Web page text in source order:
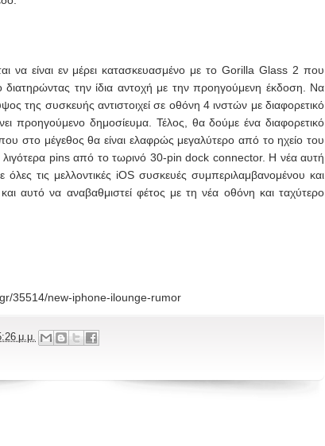
να είναι εν μέρει κατασκευασμένο με το Gorilla Glass 2 που
διατηρώντας την ίδια αντοχή με την προηγούμενη έκδοση. Να
της συσκευής αντιστοιχεί σε οθόνη 4 ινστών με διαφορετικό
προηγούμενο δημοσίευμα. Τέλος, θα δούμε ένα διαφορετικό
στο μέγεθος θα είναι ελαφρώς μεγαλύτερο από το ηχείο του
λιγότερα pins από το τωρινό 30-pin dock connector. Η νέα αυτή
όλες τις μελλοντικές iOS συσκευές συμπεριλαμβανομένου και
αυτό να αναβαθμιστεί φέτος με τη νέα οθόνη και ταχύτερο
35514/new-iphone-ilounge-rumor
μ.μ.